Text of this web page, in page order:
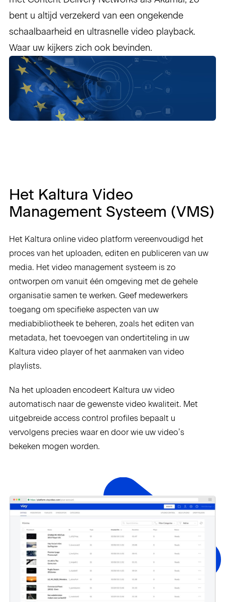
bent u altijd verzekerd van een ongekende
schaalbaarheid en ultrasnelle video playback.
Waar uw kijkers zich ook bevinden.
Het Kaltura Video
Management Systeem (VMS)
Het Kaltura online video platform vereenvoudigd het
proces van het uploaden, editen en publiceren van uw
media. Het video management systeem is zo
ontworpen om vanuit één omgeving met de gehele
organisatie samen te werken. Geef medewerkers
toegang om specifieke aspecten van uw
mediabibliotheek te beheren, zoals het editen van
metadata, het toevoegen van ondertiteling in uw
Kaltura video player of het aanmaken van video
playlists.
Na het uploaden encodeert Kaltura uw video
automatisch naar de gewenste video kwaliteit. Met
uitgebreide access control profiles bepaalt u
vervolgens precies waar en door wie uw video’s
bekeken mogen worden.